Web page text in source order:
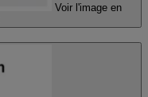
Voir l'image en